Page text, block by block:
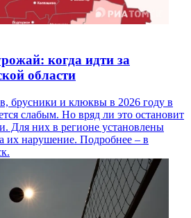
когда идти за
области
брусники и клюквы в 2026 году в
слабым. Но вряд ли это остановит
Для них в регионе установлены
их нарушение. Подробнее – в